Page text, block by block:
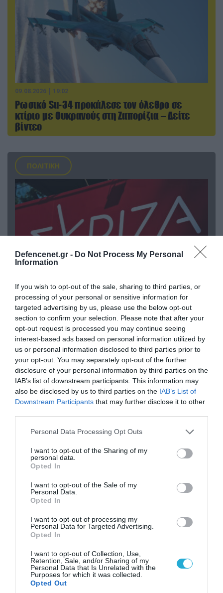
Defencenet.gr - Do Not Process My Personal
Information
If you wish to opt-out of the sale, sharing to third parties, or
processing of your personal or sensitive information for
targeted advertising by us, please use the below opt-out
section to confirm your selection. Please note that after your
opt-out request is processed you may continue seeing
interest-based ads based on personal information utilized by
us or personal information disclosed to third parties prior to
your opt-out. You may separately opt-out of the further
disclosure of your personal information by third parties on the
IAB’s list of downstream participants. This information may
also be disclosed by us to third parties on the IAB’s List of
Downstream Participants that may further disclose it to other
Please note that this website/app uses one or more Google
not limited to your visit or usage behaviour. You may click to
grant or deny consent to Google and its third-party tags to
use your data for below specified purposes in below Google
consent section.
Personal Data Processing Opt Outs
I want to opt-out of the Sharing of my
personal data.
Opted In
I want to opt-out of the Sale of my
Personal Data.
Opted In
I want to opt-out of processing my
Personal Data for Targeted Advertising.
Opted In
I want to opt-out of Collection, Use,
Retention, Sale, and/or Sharing of my
Personal Data that Is Unrelated with the
Purposes for which it was collected.
Opted Out
09.08.2026 | 19:02
Ρωσικό Su-34 προκάλεσε τον όλεθρο σε
κτίριο με Ουκρανούς στη Ζαπορίζια – Δείτε
βίντεο
ΠΟΛΙΤΙΚΗ
09.08.2026 | 17:02
ΣΥΡΙΖΑ για υποκλοπές: «Το (παρα)κράτος της ΝΔ
έχει συνέχεια και συνέπεια»
08.08.2026 | 09:02
«Η απόλυτη τραγωδία»: Η «αιχμηρή» ανάρτηση
του Αρκά για τα τατουάζ (φωτο)